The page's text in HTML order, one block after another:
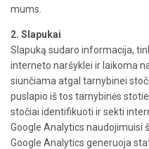
mums.
2. Slapukai
Slapuką sudaro informacija,
interneto naršyklei ir laikoma
siunčiama atgal tarnybinei
puslapio iš tos tarnybinės
stočiai identifikuoti ir sekti
Google Analytics naudojimuisi
Google Analytics generuoja